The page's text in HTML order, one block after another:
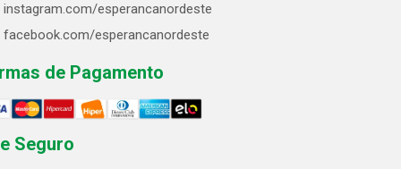
instagram.com/esperancanordeste
facebook.com/esperancanordeste
de Pagamento
Seguro